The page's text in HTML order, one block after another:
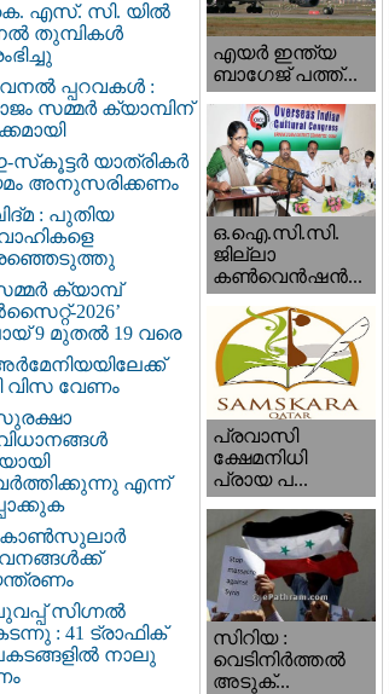
എസ്. സി. യിൽ
തുമ്പികൾ
പ്പറവകൾ :
സമ്മർ ക്യാമ്പിന്
സ്‌കൂട്ടർ യാത്രികർ
അനുസരിക്കണം
: പുതിയ
ക്യാമ്പ്
2026’
9 മുതൽ 19 വരെ
വിസ വേണം
എന്ന്
സിഗ്നൽ
: 41 ട്രാഫിക്
നാലു
എയര്‍ ഇന്ത്യ
ബാഗേജ് പത്ത്...
ഒ.ഐ.സി.സി.
ജില്ലാ
കൺവെൻഷൻ...
പ്രവാസി
ക്ഷേമനിധി
പ്രായ പ...
സിറിയ :
വെടിനിർത്തൽ
അടുക്...